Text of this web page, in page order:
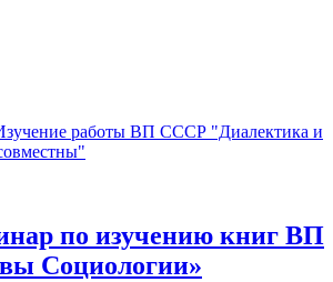
работы ВП СССР "Диалектика и
по изучению книг ВП
Социологии»